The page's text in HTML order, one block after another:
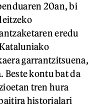
20an, bi
eredu
garrantzitsuena,
Beste kontu bat da
tren hura
historialari